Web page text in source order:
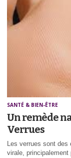
SANTÉ & BIEN-ÊTRE
Un remède
Verrues
Les verrues sont
virale,